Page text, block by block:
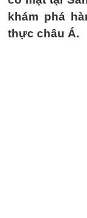
khám phá
thực châu Á.